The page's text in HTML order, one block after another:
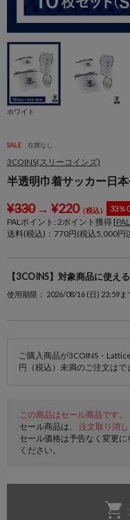
ホワイト
SALE 在庫なし
3COINS(スリーコインズ)
半透明巾着サッカー日
¥330→ ¥220（税込） 33％
PALポイント: 2ポイント獲得 [
送料(税込)：770円(税込5,000円
【3COINS】対象商品に使え
使用期限： 2026/08/16 (日) 23:59ま
ご購入商品が3COINS・
円（税込）未満のご注文はで
この商品はセール商品です。
セール商品は、 注文取り消
セール価格は予告なく変更
ください。